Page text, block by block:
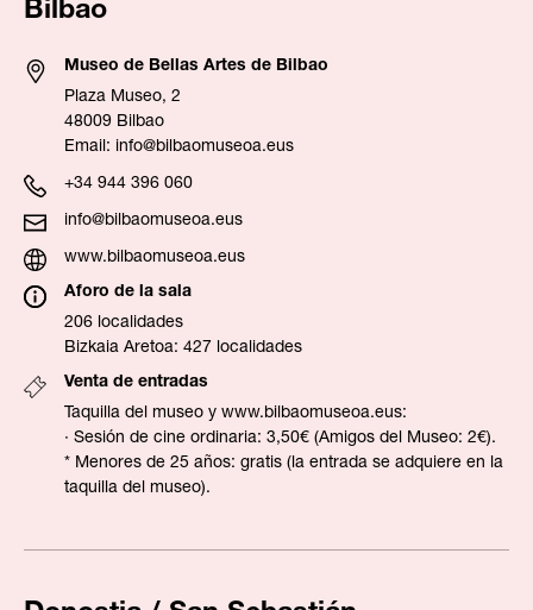
Bilbao
Museo de Bellas Artes de Bilbao
Plaza Museo, 2
48009 Bilbao
Email: info@bilbaomuseoa.eus
+34 944 396 060
info@bilbaomuseoa.eus
www.bilbaomuseoa.eus
Aforo de la sala
206 localidades
Bizkaia Aretoa: 427 localidades
Venta de entradas
Taquilla del museo y www.bilbaomuseoa.eus:
· Sesión de cine ordinaria: 3,50€ (Amigos del Museo: 2€).
* Menores de 25 años: gratis (la entrada se adquiere en la
taquilla del museo).